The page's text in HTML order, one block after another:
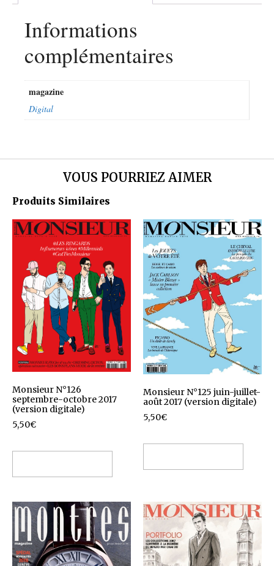
Informations
complémentaires
magazine
Digital
VOUS POURRIEZ AIMER
Produits Similaires
Monsieur N°126
septembre-octobre 2017
(version digitale)
5,50€
Monsieur N°125 juin-juillet-
août 2017 (version digitale)
5,50€